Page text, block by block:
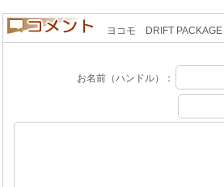
ヨコモ DRIFT
お名前（ハンドル）：